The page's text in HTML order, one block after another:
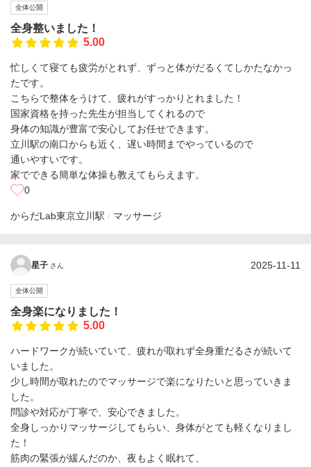
全体公開
全身整いました！
5.00
忙しくて寝ても疲労がとれず、ずっと体がだるくてしかたなかっ
たです。
こちらで整体をうけて、疲れがすっかりとれました！
国家資格を持った先生が担当してくれるので
身体の知識が豊富で安心してお任せできます。
立川駅の南口からも近く、遅い時間までやっているので
通いやすいです。
家でできる簡単な体操も教えてもらえます。
0
からだLab東京立川駅 マッサージ
星子 さん 2025-11-11
全体公開
全身楽になりました！
5.00
ハードワークが続いていて、疲れが取れず全身重だるさが続いて
いました。
少し時間が取れたのでマッサージで楽になりたいと思っていきま
した。
問診や対応が丁寧で、安心できました。
全身しっかりマッサージしてもらい、身体がとても軽くなりまし
た！
筋肉の緊張が緩んだのか、夜もよく眠れて、